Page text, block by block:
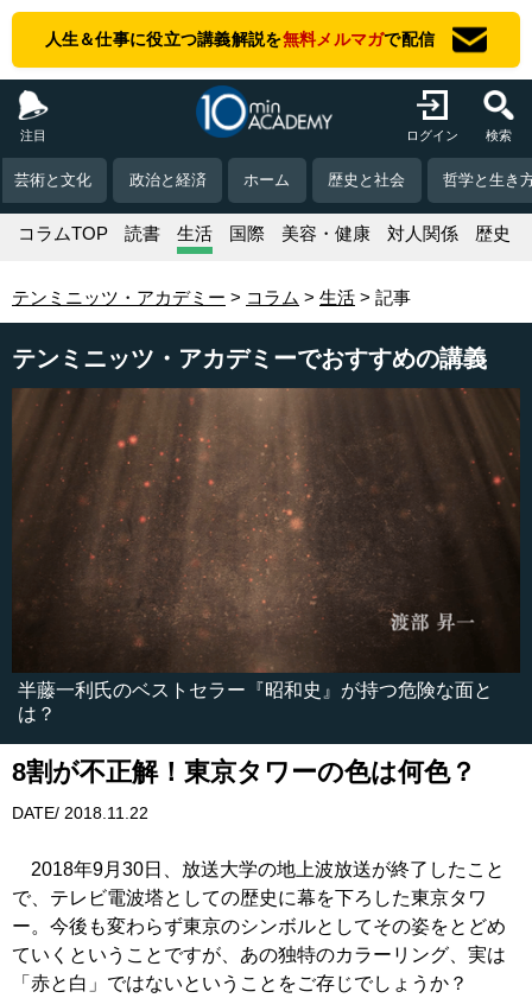
人生＆仕事に役立つ講義解説を無料メルマガで配信
注目 ログイン 検索
芸術と文化 政治と経済 ホーム 歴史と社会 哲学と生き
コラムTOP 読書 生活 国際 美容・健康 対人関係 歴史
テンミニッツ・アカデミー コラム 生活 記事
テンミニッツ・アカデミーでおすすめの講義
半藤一利氏のベストセラー『昭和史』が持つ危険な面と
は？
8割が不正解！東京タワーの色は何色？
DATE/ 2018.11.22
2018年9月30日、放送大学の地上波放送が終了したこと
で、テレビ電波塔としての歴史に幕を下ろした東京タワ
ー。今後も変わらず東京のシンボルとしてその姿をとどめ
ていくということですが、あの独特のカラーリング、実は
「赤と白」ではないということをご存じでしょうか？